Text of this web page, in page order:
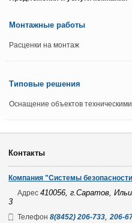
Монтажные работы
Расценки на монтаж
Типовые решения
Оснащение объектов
Контакты
Компания "Системы
Адрес 410056, г.Саратов,
3
Телефон 8(8452) 206-733 ,206-